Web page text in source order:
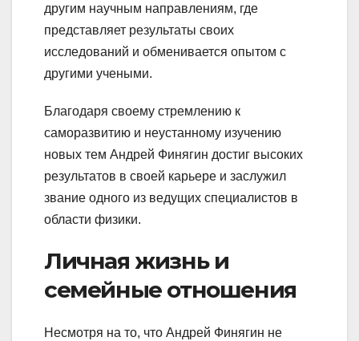
другим научным направлениям, где
представляет результаты своих
исследований и обменивается опытом с
другими учеными.
Благодаря своему стремлению к
саморазвитию и неустанному изучению
новых тем Андрей Финягин достиг высоких
результатов в своей карьере и заслужил
звание одного из ведущих специалистов в
области физики.
Личная жизнь и
семейные отношения
Несмотря на то, что Андрей Финягин не